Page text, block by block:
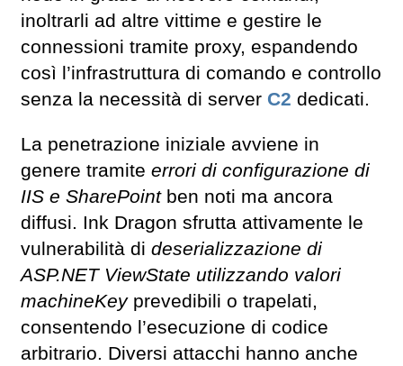
inoltrarli ad altre vittime e gestire le
connessioni tramite proxy, espandendo
così l’infrastruttura di comando e controllo
senza la necessità di server C2 dedicati.
La penetrazione iniziale avviene in
genere tramite errori di configurazione di
IIS e SharePointben noti ma ancora
diffusi. Ink Dragon sfrutta attivamente le
vulnerabilità di deserializzazione di
ASP.NET ViewState utilizzando valori
machineKeyprevedibili o trapelati,
consentendo l’esecuzione di codice
arbitrario. Diversi attacchi hanno anche